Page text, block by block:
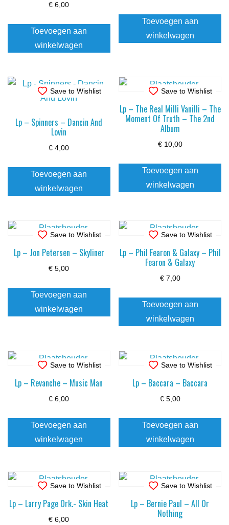
€ 6,00
Toevoegen aan
winkelwagen
Toevoegen aan
winkelwagen
Save to Wishlist
Lp – Spinners – Dancin And
Lovin
€ 4,00
Toevoegen aan
winkelwagen
Save to Wishlist
Lp – The Real Milli Vanilli – The
Moment Of Truth – The 2nd
Album
€10,00
Toevoegen aan
winkelwagen
Save to Wishlist
Lp – Jon Petersen – Skyliner
€ 5,00
Toevoegen aan
winkelwagen
Save to Wishlist
Lp – Phil Fearon & Galaxy – Phil
Fearon & Galaxy
€7,00
Toevoegen aan
winkelwagen
Save to Wishlist
Lp – Revanche – Music Man
€ 6,00
Toevoegen aan
winkelwagen
Save to Wishlist
Lp – Baccara – Baccara
€5,00
Toevoegen aan
winkelwagen
Save to Wishlist
Lp – Larry Page Ork.- Skin Heat
€ 6,00
Save to Wishlist
Lp – Bernie Paul – All Or
Nothing